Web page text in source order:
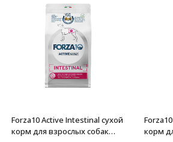
Forza10 Active Intestinal сухой
корм для взрослых собак
корм